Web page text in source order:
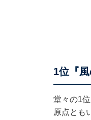
1位『
堂々の1
原点とも